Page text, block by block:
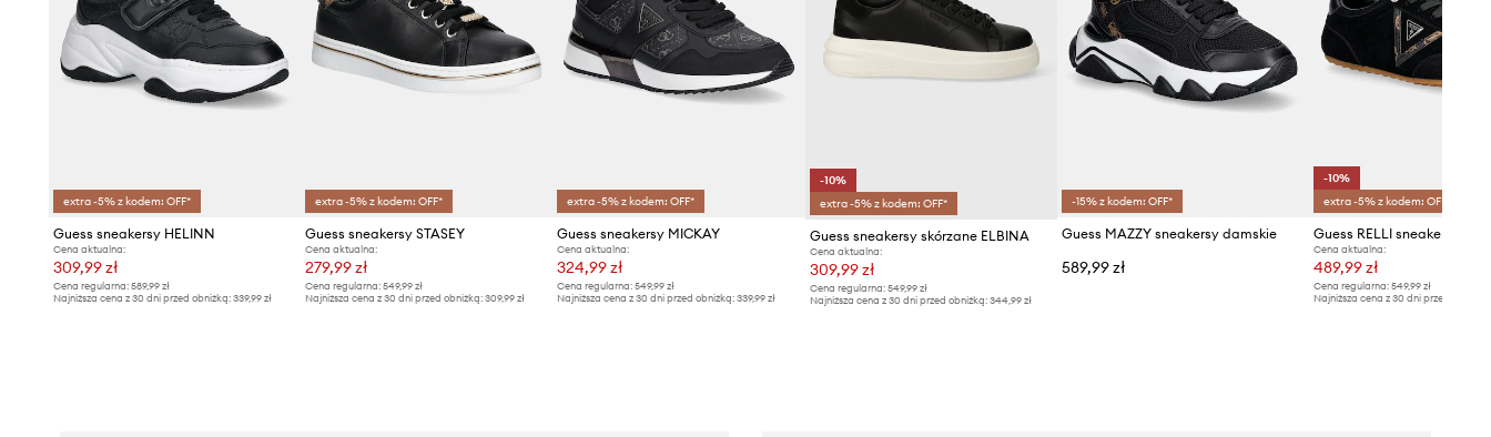
extra -5% z kodem: OFF*
Guess sneakersy HELINN
Cena aktualna:
309,99 zł
Cena regularna: 589,99 zł
Najniższa cena z 30 dni przed obniżką: 339,99 zł
extra -5% z kodem: OFF*
Guess sneakersy STASEY
Cena aktualna:
279,99 zł
Cena regularna:549,99 zł
Najniższa cena z 30 dni przed obniżką:309,99 zł
extra -5% z kodem: OFF*
Guess sneakersy MICKAY
Cena aktualna:
324,99 zł
Cena regularna: 549,99 zł
Najniższa cena z 30 dni przed obniżką: 339,99 zł
-10%
extra -5% z kodem: OFF*
Guess sneakersy skórzane ELBINA
Cena aktualna:
309,99 zł
Cena regularna: 549,99 zł
Najniższa cena z 30 dni przed obniżką: 344,99 zł
-15% z kodem: OFF*
Guess MAZZY sneakersy damskie
589,99 zł
-10%
extra -5% z kodem: OFF*
Cena aktualna:
489,99 zł
Cena regularna: 549,99 zł
Najniższa cena z 30 dni przed obniżką: